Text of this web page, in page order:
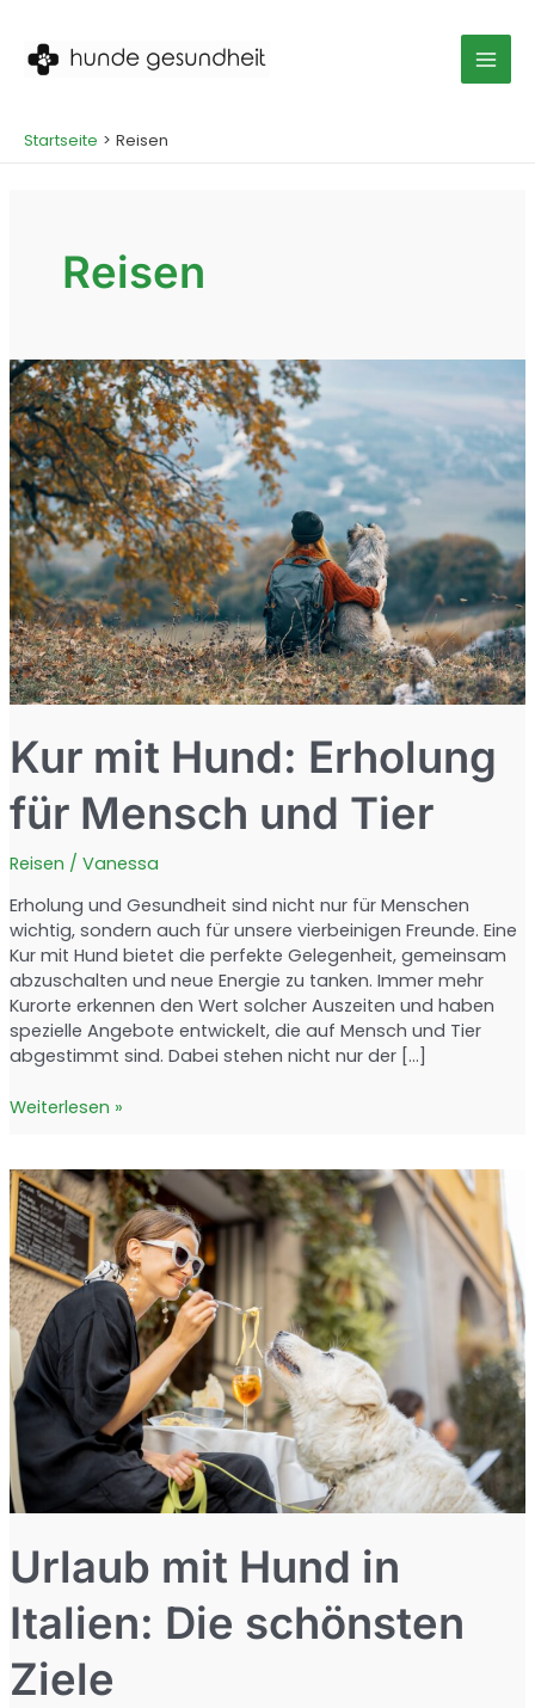
springen
Startseite Reisen
Reisen
Kur mit Hund: Erholung
für Mensch und Tier
Reisen / Vanessa
Erholung und Gesundheit sind nicht nur für Menschen
wichtig, sondern auch für unsere vierbeinigen Freunde. Eine
Kur mit Hund bietet die perfekte Gelegenheit, gemeinsam
abzuschalten und neue Energie zu tanken. Immer mehr
Kurorte erkennen den Wert solcher Auszeiten und haben
spezielle Angebote entwickelt, die auf Mensch und Tier
abgestimmt sind. Dabei stehen nicht nur der […]
Kur
Erholung
für
Mensch
und
Tier
Weiterlesen »
Urlaub mit Hund in
Italien: Die schönsten
Ziele